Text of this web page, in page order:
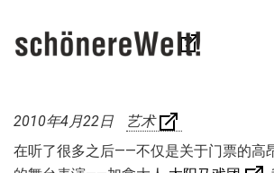
2010年4月22日
艺术
在听了很多之后——不仅是关于门票的高